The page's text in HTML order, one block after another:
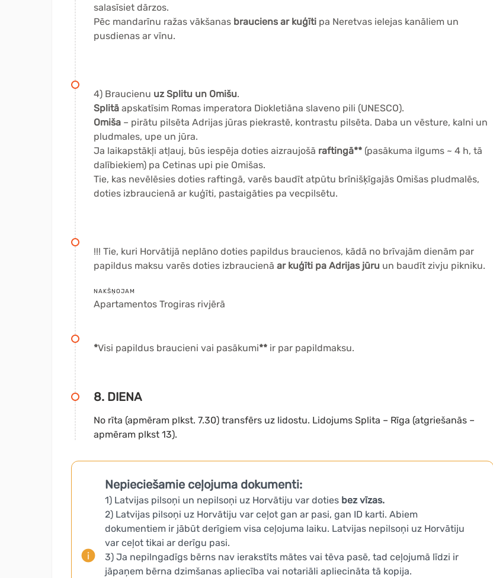
salasīsiet dārzos.
Pēc mandarīnu ražas vākšanas brauciens ar kuģīti pa Neretvas ielejas kanāliem un
pusdienas ar vīnu.
4) Braucienu uz Splitu un Omišu.
Splitā apskatīsim Romas imperatora Diokletiāna slaveno pili (UNESCO).
Omiša – pirātu pilsēta Adrijas jūras piekrastē, kontrastu pilsēta. Daba un vēsture, kalni un
pludmales, upe un jūra.
Ja laikapstākļi atļauj, būs iespēja doties aizraujošā raftingā** (pasākuma ilgums ~ 4 h, tā
dalībiekiem) pa Cetinas upi pie Omišas.
Tie, kas nevēlēsies doties raftingā, varēs baudīt atpūtu brīnišķīgajās Omišas pludmalēs,
doties izbraucienā ar kuģīti, pastaigāties pa vecpilsētu.
!!! Tie, kuri Horvātijā neplāno doties papildus braucienos, kādā no brīvajām dienām par
papildus maksu varēs doties izbraucienā ar kuģīti pa Adrijas jūru un baudīt zivju pikniku.
NAKŠŅOJAM
Apartamentos Trogiras rivjērā
*Visi papildus braucieni vai pasākumi** ir par papildmaksu.
8. DIENA
No rīta (apmēram plkst. 7.30) transfērs uz lidostu. Lidojums Splita – Rīga (atgriešanās –
apmēram plkst 13).
Nepieciešamie ceļojuma dokumenti:
1) Latvijas pilsoņi un nepilsoņi uz Horvātiju var doties bez vīzas.
2) Latvijas pilsoņi uz Horvātiju var ceļot gan ar pasi, gan ID karti. Abiem
dokumentiem ir jābūt derīgiem visa ceļojuma laiku. Latvijas nepilsoņi uz Horvātiju
var ceļot tikai ar derīgu pasi.
3) Ja nepilngadīgs bērns nav ierakstīts mātes vai tēva pasē, tad ceļojumā līdzi ir
jāpaņem bērna dzimšanas apliecība vai notariāli apliecināta tā kopija.